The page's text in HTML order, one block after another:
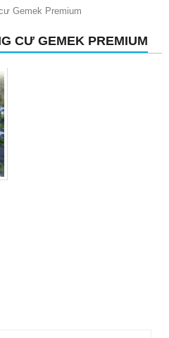
Gemek Premium
CƯ GEMEK PREMIUM